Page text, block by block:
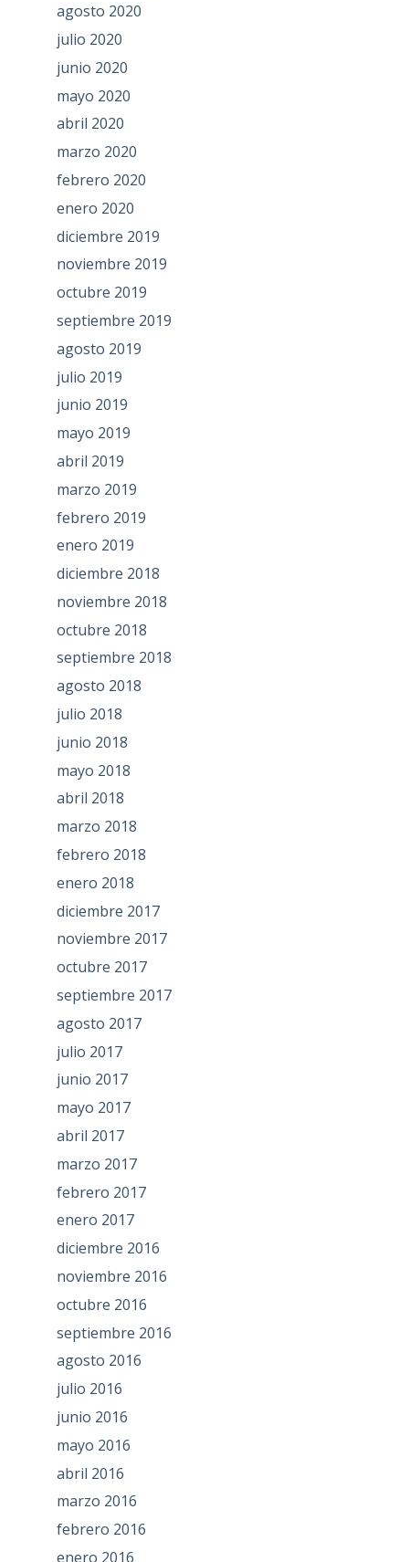
agosto 2020
julio 2020
junio 2020
mayo 2020
abril 2020
marzo 2020
febrero 2020
enero 2020
diciembre 2019
noviembre 2019
octubre 2019
septiembre 2019
agosto 2019
julio 2019
junio 2019
mayo 2019
abril 2019
marzo 2019
febrero 2019
enero 2019
diciembre 2018
noviembre 2018
octubre 2018
septiembre 2018
agosto 2018
julio 2018
junio 2018
mayo 2018
abril 2018
marzo 2018
febrero 2018
enero 2018
diciembre 2017
noviembre 2017
octubre 2017
septiembre 2017
agosto 2017
julio 2017
junio 2017
mayo 2017
abril 2017
marzo 2017
febrero 2017
enero 2017
diciembre 2016
noviembre 2016
octubre 2016
septiembre 2016
agosto 2016
julio 2016
junio 2016
mayo 2016
abril 2016
marzo 2016
febrero 2016
enero 2016